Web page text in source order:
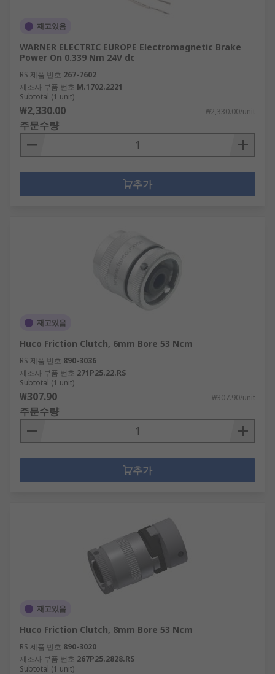
재고있음
WARNER ELECTRIC EUROPE Electromagnetic Brake
Power On 0.339 Nm 24V dc
RS 제품 번호 267-7602
제조사 부품 번호 M.1702.2221
Subtotal (1 unit)
₩2,330.00 ₩2,330.00/unit
주문수량
추가
재고있음
Huco Friction Clutch, 6mm Bore 53 Ncm
RS 제품 번호 890-3036
제조사 부품 번호 271P25.22.RS
Subtotal (1 unit)
₩307.90 ₩307.90/unit
주문수량
추가
재고있음
Huco Friction Clutch, 8mm Bore 53 Ncm
RS 제품 번호 890-3020
제조사 부품 번호 267P25.2828.RS
Subtotal (1 unit)